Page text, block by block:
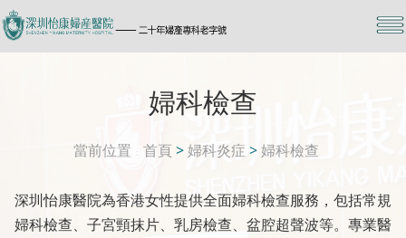
婦科檢查
當前位置 首頁 >婦科炎症 >婦科檢查
深圳怡康醫院為香港女性提供全面婦科檢查服務，包括常規
婦科檢查、子宮頸抹片、乳房檢查、盆腔超聲波等。專業醫